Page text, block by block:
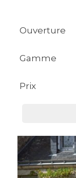
Ouverture
Gamme
Prix
Élevé